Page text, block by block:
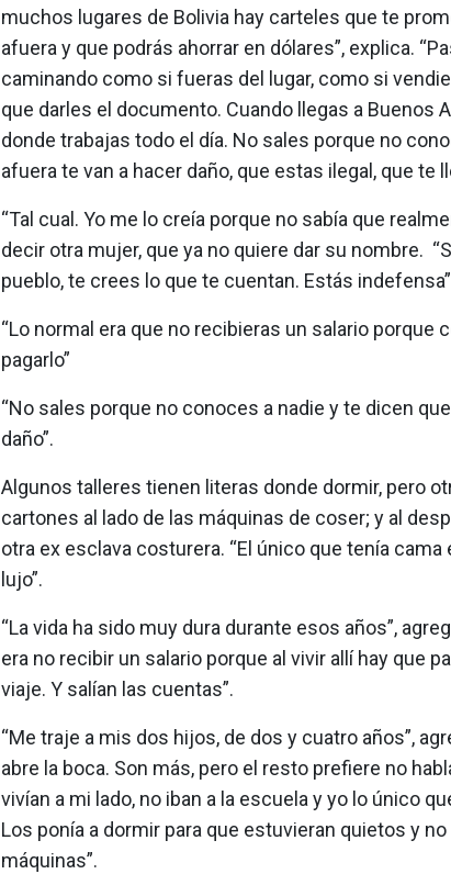
muchos lugares de Bolivia hay carteles que te
afuera y que podrás ahorrar en dólares”, explica.
caminando como si fueras del lugar, como si
que darles el documento. Cuando llegas a Buenos
donde trabajas todo el día. No sales porque no
afuera te van a hacer daño, que estas ilegal, que te
“Tal cual. Yo me lo creía porque no sabía que
decir otra mujer, que ya no quiere dar su nombre.
pueblo, te crees lo que te cuentan. Estás
“Lo normal era que no recibieras un salario porque
pagarlo”
“No sales porque no conoces a nadie y te dicen
daño”.
Algunos talleres tienen literas donde dormir, pero
cartones al lado de las máquinas de coser; y al
otra ex esclava costurera. “El único que tenía cama
lujo”.
“La vida ha sido muy dura durante esos años”,
era no recibir un salario porque al vivir allí hay que
viaje. Y salían las cuentas”.
“Me traje a mis dos hijos, de dos y cuatro años”,
abre la boca. Son más, pero el resto prefiere no
vivían a mi lado, no iban a la escuela y yo lo único
Los ponía a dormir para que estuvieran quietos y
máquinas”.